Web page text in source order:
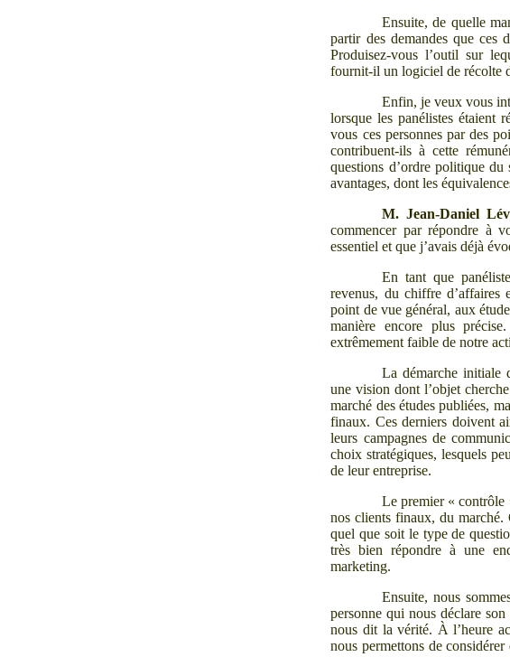
Ensuite, de quelle
partir des demandes que ces
Produisez-vous l’outil sur
fournit-il un logiciel de récolte
Enfin, je veux vous
lorsque les panélistes étaient
vous ces personnes par des
contribuent-ils à cette
questions d’ordre politique du
avantages, dont les
M. Jean-Daniel
commencer par répondre à
essentiel et que j’avais déjà
En tant que
revenus, du chiffre d’affaires
point de vue général, aux
manière encore plus
extrêmement faible de notre
La démarche initiale
une vision dont l’objet
marché des études publiées,
finaux. Ces derniers doivent
leurs campagnes de
choix stratégiques, lesquels
de leur entreprise.
Le premier « contrôle
nos clients finaux, du marché.
quel que soit le type de
très bien répondre à une
marketing.
Ensuite, nous
personne qui nous déclare
nous dit la vérité. À l’heure
nous permettons de